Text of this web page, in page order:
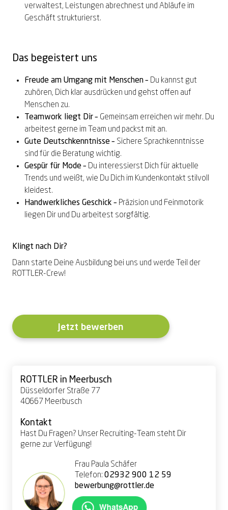
verwaltest, Leistungen abrechnest und Abläufe im
Geschäft strukturierst.
Das begeistert uns
Freude am Umgang mit Menschen – Du kannst gut
zuhören, Dich klar ausdrücken und gehst offen auf
Menschen zu.
Teamwork liegt Dir – Gemeinsam erreichen wir mehr. Du
arbeitest gerne im Team und packst mit an.
Gute Deutschkenntnisse – Sichere Sprachkenntnisse
sind für die Beratung wichtig.
Gespür für Mode – Du interessierst Dich für aktuelle
Trends und weißt, wie Du Dich im Kundenkontakt stilvoll
kleidest.
Handwerkliches Geschick – Präzision und Feinmotorik
liegen Dir und Du arbeitest sorgfältig.
Klingt nach Dir?
Dann starte Deine Ausbildung bei uns und werde Teil der
ROTTLER-Crew!
Jetzt bewerben
ROTTLER in Meerbusch
Düsseldorfer Straße 77
40667 Meerbusch
Kontakt
Hast Du Fragen? Unser Recruiting-Team steht Dir
gerne zur Verfügung!
Frau Paula Schäfer
Telefon: 02932 900 12 59
bewerbung@rottler.de